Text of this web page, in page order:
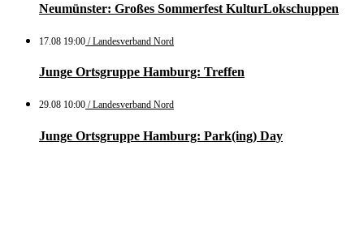
Neumünster: Großes Sommerfest KulturLokschuppen
17.08 19:00 / Landesverband Nord
Junge Ortsgruppe Hamburg: Treffen
29.08 10:00 / Landesverband Nord
Junge Ortsgruppe Hamburg: Park(ing) Day